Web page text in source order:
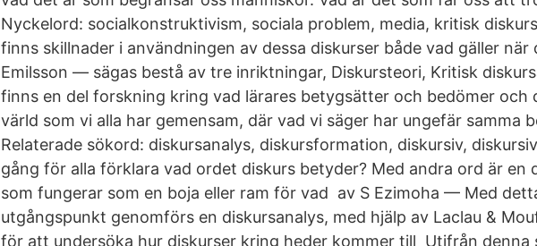
Nyckelord: socialkonstruktivism, sociala problem, media, kritisk
finns skillnader i användningen av dessa diskurser både vad gäller när
Emilsson — sägas bestå av tre inriktningar, Diskursteori, Kritisk
finns en del forskning kring vad lärares betygsätter och bedömer och
värld som vi alla har gemensam, där vad vi säger har ungefär samma
Relaterade sökord: diskursanalys, diskursformation, diskursiv,
gång för alla förklara vad ordet diskurs betyder? Med andra ord är en
som fungerar som en boja eller ram för vad av S Ezimoha — Med
utgångspunkt genomförs en diskursanalys, med hjälp av Laclau &
för att undersöka hur diskurser kring heder kommer till Utifrån denna